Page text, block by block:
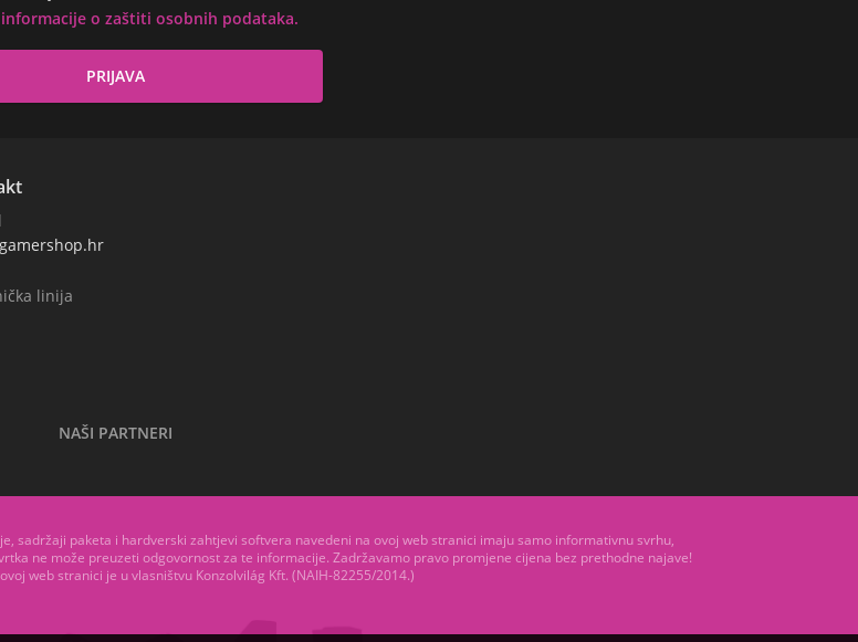
o zaštiti osobnih podataka.
linija
NAŠI PARTNERI
sadržaji paketa i hardverski zahtjevi softvera navedeni na ovoj web stranici imaju samo informativnu svrhu,
ne može preuzeti odgovornost za te informacije. Zadržavamo pravo promjene cijena bez prethodne najave!
web stranici je u vlasništvu Konzolvilág Kft. (NAIH-82255/2014.)